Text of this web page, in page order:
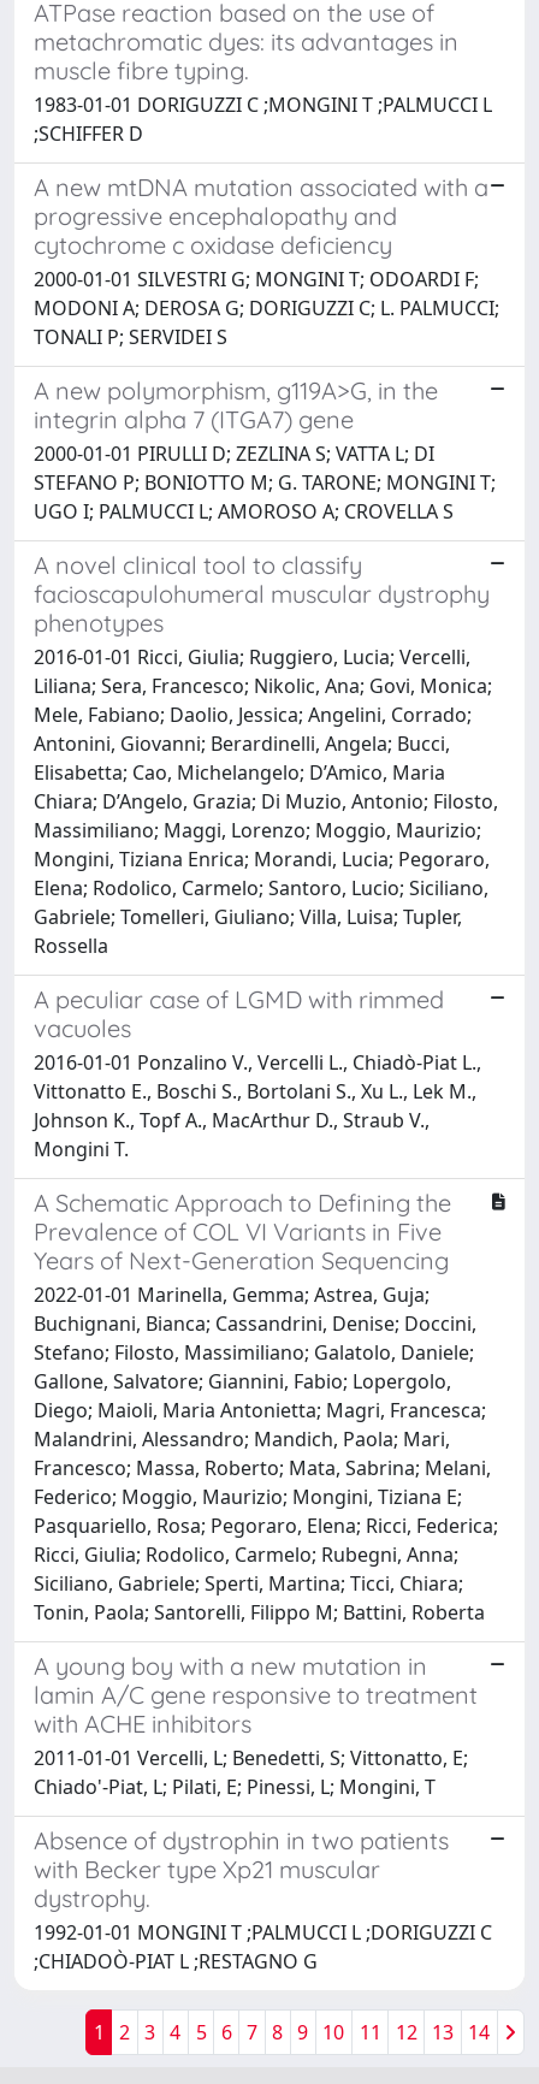
ATPase reaction based on the use of
metachromatic dyes: its advantages in
muscle fibre typing.
1983-01-01 DORIGUZZI C ;MONGINI T ;PALMUCCI L
;SCHIFFER D
A new mtDNA mutation associated with a
progressive encephalopathy and
cytochrome c oxidase deficiency
2000-01-01 SILVESTRI G; MONGINI T; ODOARDI F;
MODONI A; DEROSA G; DORIGUZZI C; L. PALMUCCI;
TONALI P; SERVIDEI S
A new polymorphism, g119A>G, in the
integrin alpha 7 (ITGA7) gene
2000-01-01 PIRULLI D; ZEZLINA S; VATTA L; DI
STEFANO P; BONIOTTO M; G. TARONE; MONGINI T;
UGO I; PALMUCCI L; AMOROSO A; CROVELLA S
A novel clinical tool to classify
facioscapulohumeral muscular dystrophy
phenotypes
2016-01-01 Ricci, Giulia; Ruggiero, Lucia; Vercelli,
Liliana; Sera, Francesco; Nikolic, Ana; Govi, Monica;
Mele, Fabiano; Daolio, Jessica; Angelini, Corrado;
Antonini, Giovanni; Berardinelli, Angela; Bucci,
Elisabetta; Cao, Michelangelo; D’Amico, Maria
Chiara; D’Angelo, Grazia; Di Muzio, Antonio; Filosto,
Massimiliano; Maggi, Lorenzo; Moggio, Maurizio;
Mongini, Tiziana Enrica; Morandi, Lucia; Pegoraro,
Elena; Rodolico, Carmelo; Santoro, Lucio; Siciliano,
Gabriele; Tomelleri, Giuliano; Villa, Luisa; Tupler,
Rossella
A peculiar case of LGMD with rimmed
vacuoles
2016-01-01 Ponzalino V., Vercelli L., Chiadò-Piat L.,
Vittonatto E., Boschi S., Bortolani S., Xu L., Lek M.,
Johnson K., Topf A., MacArthur D., Straub V.,
Mongini T.
A Schematic Approach to Defining the
Prevalence of COL VI Variants in Five
Years of Next-Generation Sequencing
2022-01-01 Marinella, Gemma; Astrea, Guja;
Buchignani, Bianca; Cassandrini, Denise; Doccini,
Stefano; Filosto, Massimiliano; Galatolo, Daniele;
Gallone, Salvatore; Giannini, Fabio; Lopergolo,
Diego; Maioli, Maria Antonietta; Magri, Francesca;
Malandrini, Alessandro; Mandich, Paola; Mari,
Francesco; Massa, Roberto; Mata, Sabrina; Melani,
Federico; Moggio, Maurizio; Mongini, Tiziana E;
Pasquariello, Rosa; Pegoraro, Elena; Ricci, Federica;
Ricci, Giulia; Rodolico, Carmelo; Rubegni, Anna;
Siciliano, Gabriele; Sperti, Martina; Ticci, Chiara;
Tonin, Paola; Santorelli, Filippo M; Battini, Roberta
A young boy with a new mutation in
lamin A/C gene responsive to treatment
with ACHE inhibitors
2011-01-01 Vercelli, L; Benedetti, S; Vittonatto, E;
Chiado'-Piat, L; Pilati, E; Pinessi, L; Mongini, T
Absence of dystrophin in two patients
with Becker type Xp21 muscular
dystrophy.
1992-01-01 MONGINI T ;PALMUCCI L ;DORIGUZZI C
;CHIADOÒ-PIAT L ;RESTAGNO G
1 2 3 4 5 6 7 8 9 10 11 12 13 14